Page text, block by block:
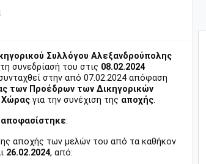
Συλλόγου Αλεξανδρούπολης
συνεδρίασή του στις 08.02.2024
στην από 07.02.2024 απόφαση
των Προέδρων των Δικηγορικών
Χώρας για την συνέχιση της αποχής.
:
αποχής των μελών του από τα καθήκον
26.02.2024, από: